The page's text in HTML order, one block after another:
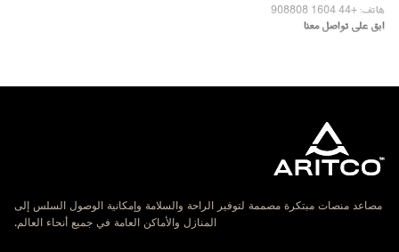
هاتف: +44 1604 908808
ابق على تواصل معنا
مصاعد منصات مبتكرة مصممة لتوفير الراحة والسلامة وإمكانية الوصول السلس إلى
المنازل والأماكن العامة في جميع أنحاء العالم.